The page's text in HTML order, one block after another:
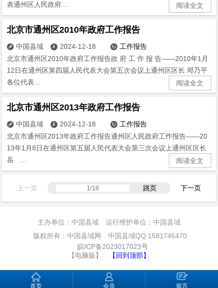
表通州区人民政府...
阅读全文
北京市通州区2010年政府工作报告
 中国县域  2024-12-18  工作报告
北京市通州区2010年政府工作报告政 府 工 作 报 告——2010年1月
12日在通州区第四届人民代表大会第五次会议上通州区区长 邓乃平
各位代表...
阅读全文
北京市通州区2013年政府工作报告
 中国县域  2024-12-18  工作报告
北京市通州区2013年政府工作报告通州区人民政府工作报告——20
13年1月8日在通州区第五届人民代表大会第三次会议上通州区区长
岳 ...
阅读全文
上一页 跳页 下一页
主办单位：中国县域 运行维护单位：中国县域
版权所有：中国县域网 中国县域QQ:1581746470
皖ICP备2023017023号
【电脑版】
【回到顶部】
首页 会员 留言